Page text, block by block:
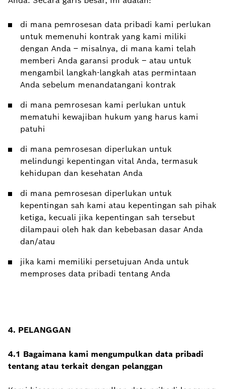
di mana pemrosesan data pribadi kami perlukan
untuk memenuhi kontrak yang kami miliki
dengan Anda – misalnya, di mana kami telah
memberi Anda garansi produk – atau untuk
mengambil langkah-langkah atas permintaan
Anda sebelum menandatangani kontrak
di mana pemrosesan kami perlukan untuk
mematuhi kewajiban hukum yang harus kami
patuhi
di mana pemrosesan diperlukan untuk
melindungi kepentingan vital Anda, termasuk
kehidupan dan kesehatan Anda
di mana pemrosesan diperlukan untuk
kepentingan sah kami atau kepentingan sah pihak
ketiga, kecuali jika kepentingan sah tersebut
dilampaui oleh hak dan kebebasan dasar Anda
dan/atau
jika kami memiliki persetujuan Anda untuk
memproses data pribadi tentang Anda
4. PELANGGAN
4.1 Bagaimana kami mengumpulkan data pribadi
tentang atau terkait dengan pelanggan